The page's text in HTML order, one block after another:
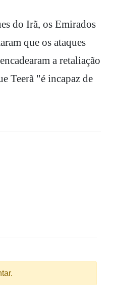
do Irã, os Emirados
que os ataques
a retaliação
Teerã "é incapaz de